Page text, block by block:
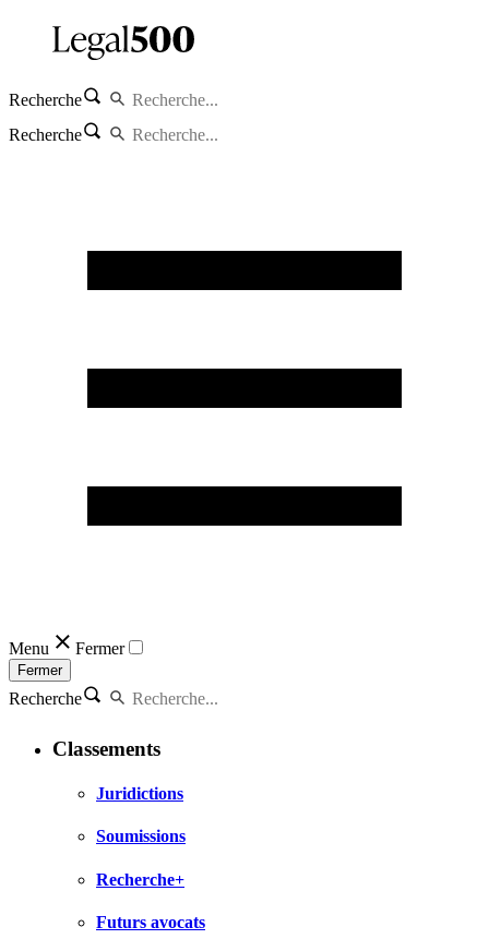
Recherche
Recherche
Menu Fermer
Fermer
Recherche
Classements
Juridictions
Soumissions
Recherche+
Futurs avocats